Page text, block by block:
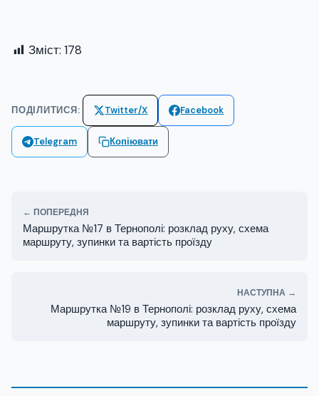
Зміст: 178
ПОДІЛИТИСЯ: Twitter/X Facebook
Telegram Копіювати
← ПОПЕРЕДНЯ
Маршрутка №17 в Тернополі: розклад руху, схема
маршруту, зупинки та вартість проїзду
НАСТУПНА →
Маршрутка №19 в Тернополі: розклад руху, схема
маршруту, зупинки та вартість проїзду